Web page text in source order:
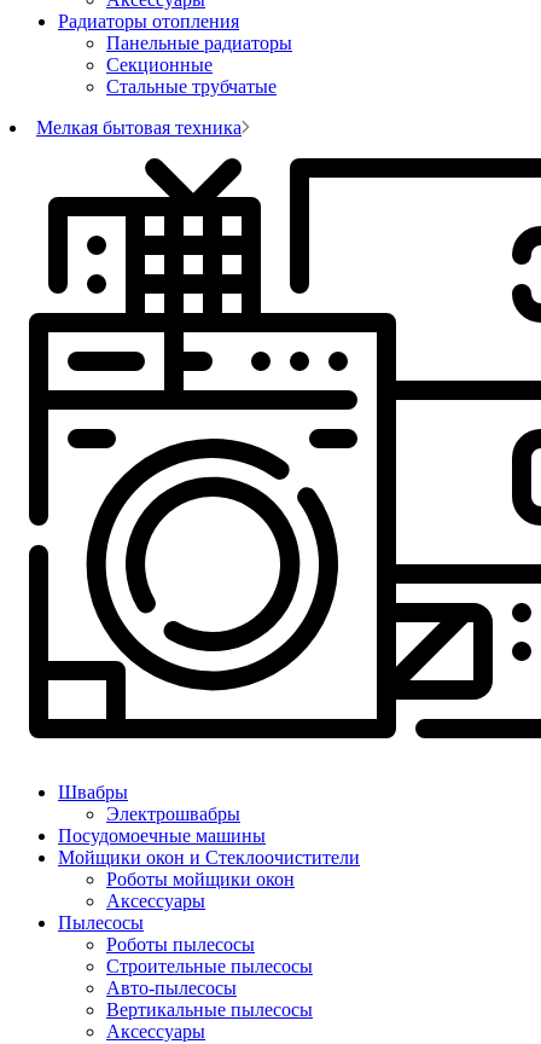
Радиаторы отопления
Панельные радиаторы
Секционные
Стальные трубчатые
Мелкая бытовая техника
Швабры
Электрошвабры
Посудомоечные машины
Мойщики окон и Стеклоочистители
Роботы мойщики окон
Аксессуары
Пылесосы
Роботы пылесосы
Строительные пылесосы
Авто-пылесосы
Вертикальные пылесосы
Аксессуары